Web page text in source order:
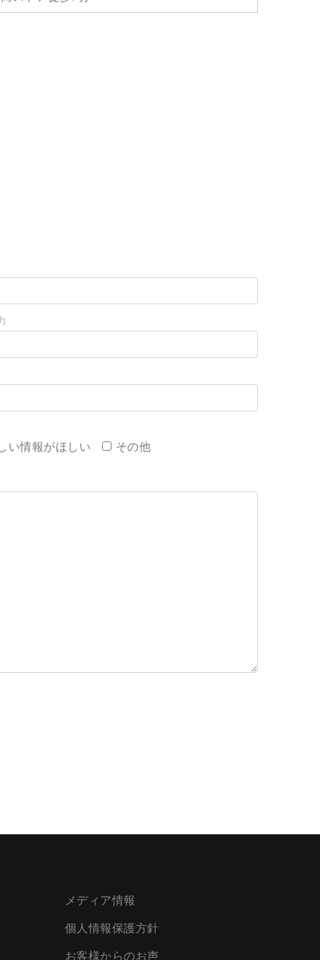
い情報がほしい その他
メディア情報
個人情報保護方針
お客様からのお声